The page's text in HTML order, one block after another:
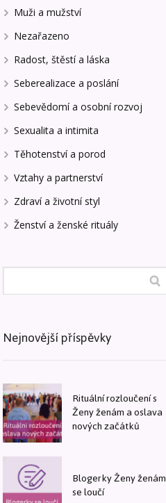
Muži a mužství
Nezařazeno
Radost, štěstí a láska
Seberealizace a poslání
Sebevědomí a osobní rozvoj
Sexualita a intimita
Těhotenství a porod
Vztahy a partnerství
Zdraví a životní styl
Ženství a ženské rituály
Nejnovější příspěvky
Rituální rozloučení s
Ženy ženám a oslava
nových začátků
Blogerky Ženy ženám
se loučí